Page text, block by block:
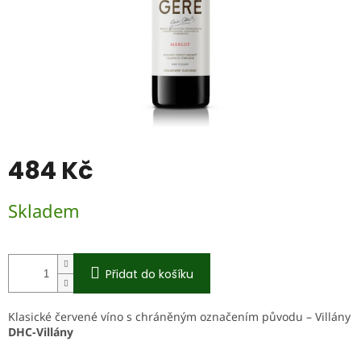
484 Kč
cena:
Skladem
Přidat do košíku
Klasické červené víno s chráněným označením původu – Villány
DHC-Villány